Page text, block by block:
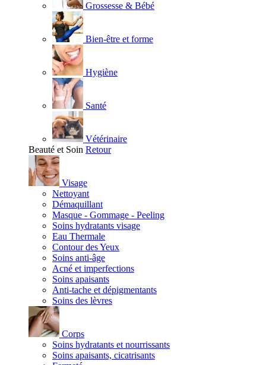
Grossesse & Bébé
Bien-être et forme
Hygiène
Santé
Vétérinaire
Beauté et Soin Retour
Visage
Nettoyant
Démaquillant
Masque - Gommage - Peeling
Soins hydratants visage
Eau Thermale
Contour des Yeux
Soins anti-âge
Acné et imperfections
Soins apaisants
Anti-tache et dépigmentants
Soins des lèvres
Corps
Soins hydratants et nourrissants
Soins apaisants, cicatrisants